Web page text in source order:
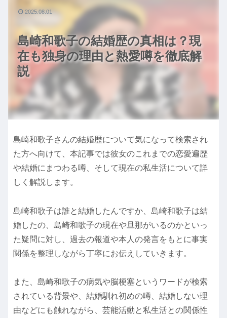
島崎和歌子の結婚歴の真相は？現
在も独身の理由と熱愛噂を徹底解
説
2025.08.01
島崎和歌子さんの結婚歴について気になって検索され
た方へ向けて、本記事では彼女のこれまでの恋愛遍歴
や結婚にまつわる噂、そして現在の私生活について詳
しく解説します。
島崎和歌子は誰と結婚したんですか、島崎和歌子は結
婚したの、島崎和歌子の現在や旦那がいるのかといっ
た疑問に対し、過去の報道や本人の発言をもとに事実
関係を整理しながら丁寧にお伝えしていきます。
また、島崎和歌子の病気や脳梗塞というワードが検索
されている背景や、結婚馴れ初めの噂、結婚しない理
由などにも触れながら、芸能活動と私生活との関係性